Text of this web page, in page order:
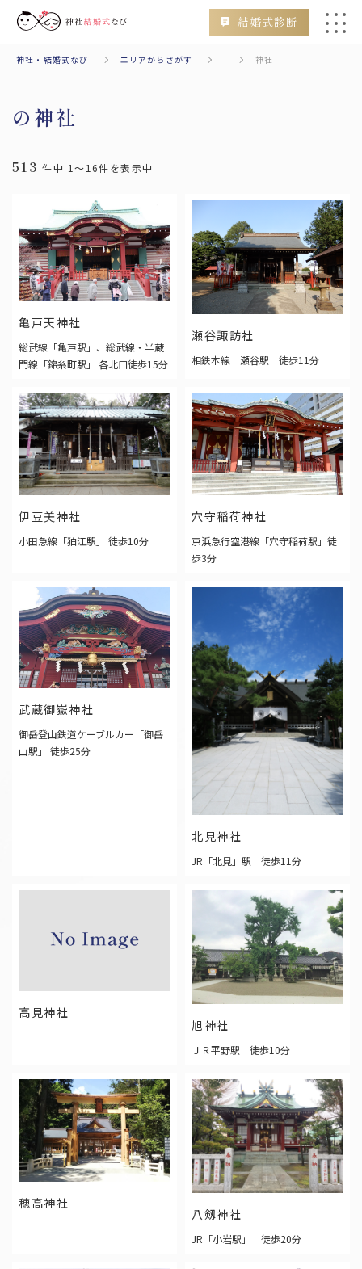
結婚式診断
エリアからさがす Area
北海道・東北
北海道 青森 秋田 山形
岩手
関東
東京 神奈川 埼玉 千葉
栃木
茨城
群馬
中部
新潟
石川
富山 福井
関西
京都 滋賀
奈良
和歌山
鳥取 島根
山口
愛媛 高知
熊本
大分
宮崎
沖縄
お役立ち情報 Information
福島県の結婚式場トップ３
宮城県の結婚式場トップ３
岩手県の結婚式場トップ３
神社・結婚式なび エリアからさがす 神社
の神社
513 件中 1～16件を表示中
亀戸天神社
総武線「亀戸駅」、総武線・半蔵
門線「錦糸町駅」 各北口徒歩15分
瀬谷諏訪社
相鉄本線 瀬谷駅 徒歩11分
伊豆美神社
小田急線「狛江駅」 徒歩10分
穴守稲荷神社
京浜急行空港線「穴守稲荷駅」徒
歩3分
武蔵御嶽神社
御岳登山鉄道ケーブルカー「御岳
山駅」 徒歩25分
北見神社
JR「北見」駅 徒歩11分
高見神社
旭神社
ＪＲ平野駅 徒歩10分
穂高神社
八剱神社
JR「小岩駅」 徒歩20分